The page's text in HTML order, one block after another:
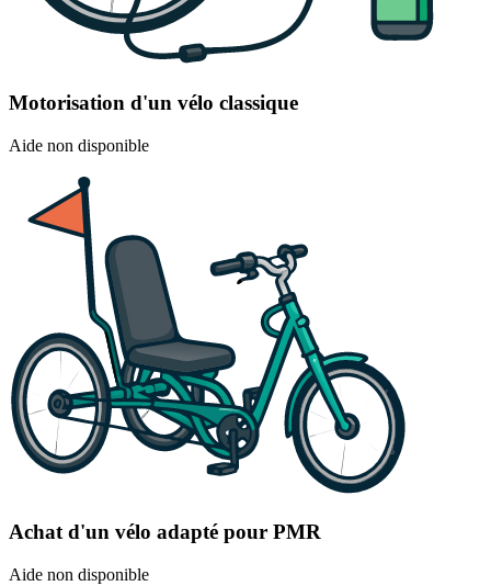
Motorisation d'un vélo classique
Aide non disponible
Achat d'un vélo adapté pour PMR
Aide non disponible